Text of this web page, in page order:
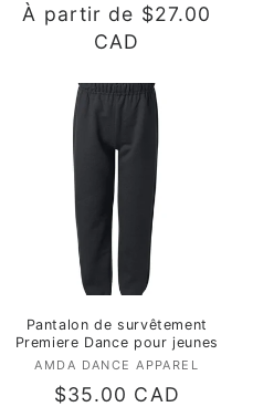
Prix
À partir de $27.00
CAD
Pantalon de survêtement
Premiere Dance pour jeunes
Fournisseur :
AMDA DANCE APPAREL
Prix
$35.00 CAD